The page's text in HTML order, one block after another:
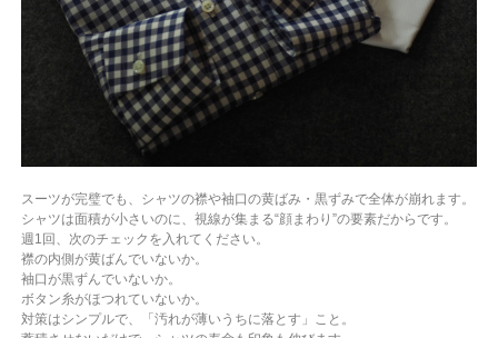
スーツが完璧でも、シャツの襟や袖口の黄ばみ・黒ずみで全体が崩れます。
シャツは面積が小さいのに、視線が集まる“顔まわり”の要素だからです。
週1回、次のチェックを入れてください。
襟の内側が黄ばんでいないか。
袖口が黒ずんでいないか。
ボタン糸がほつれていないか。
対策はシンプルで、「汚れが薄いうちに落とす」こと。